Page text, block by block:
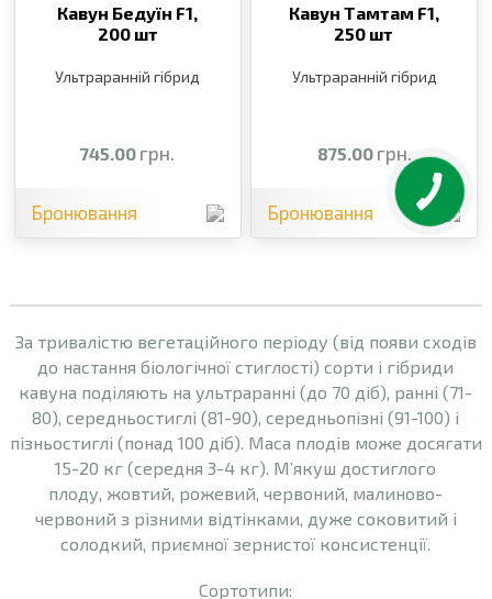
Кавун Бедуїн F1,
200 шт
Ультраранній гібрид
745.00 грн.
Бронювання
Кавун Тамтам F1,
250 шт
Ультраранній гібрид
875.00 грн.
Бронювання
За тривалістю вегетаційного періоду (від появи сходів
до настання біологічної стиглості) сорти і гібриди
кавуна поділяють на ультраранні (до 70 діб), ранні (71-
80), середньостиглі (81-90), середньопізні (91-100) і
пізньостиглі (понад 100 діб). Маса плодів може досягати
15-20 кг (середня 3-4 кг). М’якуш достиглого
плоду, жовтий, рожевий, червоний, малиново-
червоний з різними відтінками, дуже соковитий і
солодкий, приємної зернистої консистенції.
Сортотипи: